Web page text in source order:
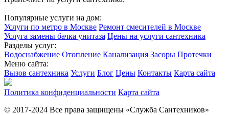
Популярные услуги на дом:
Услуги по метро в Москве Ремонт смесителей в Москве
Услуга замены бачка унитаза Цены на услуги сантехника
Разделы услуг:
Водоснабжение Отопление Канализация Засоры Протечки
Меню сайта:
Вызов сантехника Услуги Блог Цены Контакты Карта сайта
Политика конфиденциальности Карта сайта
© 2017-2024 Все права защищены «Служба Сантехников»